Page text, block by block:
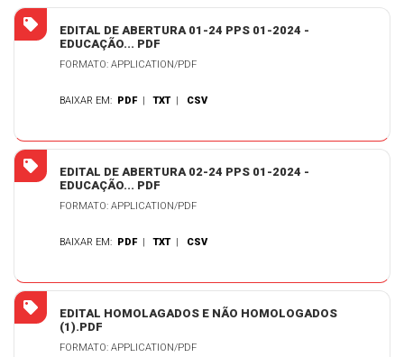
EDITAL DE ABERTURA 01-24 PPS 01-2024 -
EDUCAÇÃO... PDF
FORMATO: APPLICATION/PDF
BAIXAR EM: PDF |TXT | CSV
EDITAL DE ABERTURA 02-24 PPS 01-2024 -
EDUCAÇÃO... PDF
FORMATO: APPLICATION/PDF
BAIXAR EM: PDF |TXT | CSV
EDITAL HOMOLAGADOS E NÃO HOMOLOGADOS
(1).PDF
FORMATO: APPLICATION/PDF